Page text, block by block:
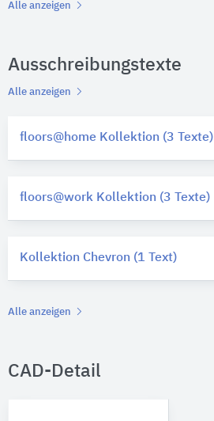
Alle anzeigen
Ausschreibungstexte
Alle anzeigen
floors@home Kollektion (3 Texte)
floors@work Kollektion (3 Texte)
Kollektion Chevron (1 Text)
Alle anzeigen
CAD-Detail